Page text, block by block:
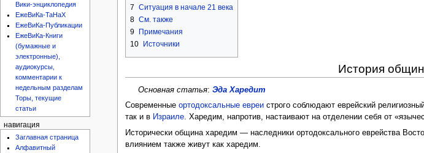
7 Ситуация в начале 21 века
8 См. также
9
Примечания
10
Источники
История
Основная статья: Эда Харедит
Современныеортодоксальные евреи строго соблюдают еврейский
так и в Израиле. Харедим, напротив, настаивают на отделении себя от
Исторически община харедим — наследники ортодоксального еврейства
влиянием также живут как харедим.
Вики-энциклопедия
ЕжеВиКа-ТаНаХ
ЕжеВиКа-Публикации
ЕжеВиКа-Книги
(бумажные и
электронные),
аудиокурсы,
комментарии к
недельным разделам
Торы, текущие
статьи
навигация
Заглавная страница
Алфавитный